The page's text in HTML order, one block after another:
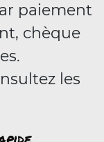
paiement
chèque
les